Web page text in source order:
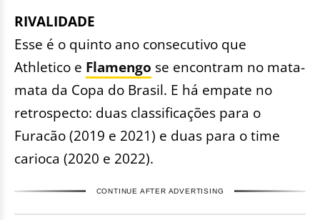
RIVALIDADE
Esse é o quinto ano consecutivo que
Athletico e Flamengo se encontram no mata-
mata da Copa do Brasil. E há empate no
retrospecto: duas classificações para o
Furacão (2019 e 2021) e duas para o time
carioca (2020 e 2022).
CONTINUE AFTER ADVERTISING